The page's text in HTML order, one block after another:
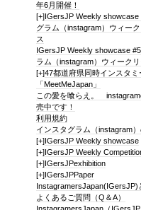
年6月開催！
[+]IGersJP Weekly showcase
グラム（instagram）ウィー
ス
IGersJP Weekly showcase
ラム（instagram）ウィーク
[+]47都道府県同時インスタミ
「MeetMeJapan」
この愛を喰らえ。
売中です！
利用規約
インスタグラム（instagram
[+]IGersJP Weekly showcase
[+]IGersJP Weekly
[+]IGersJPexhibition
[+]IGersJPPaper
InstagramersJapan(IGersJP)
よくあるご質問（Q＆A）